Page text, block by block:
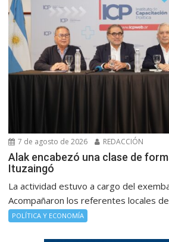
7 de agosto de 2026 REDACCIÓN
Alak encabezó una clase de
Ituzaingó
La actividad estuvo a cargo del
Acompañaron los referentes locales
POLÍTICA Y ECONOMÍA